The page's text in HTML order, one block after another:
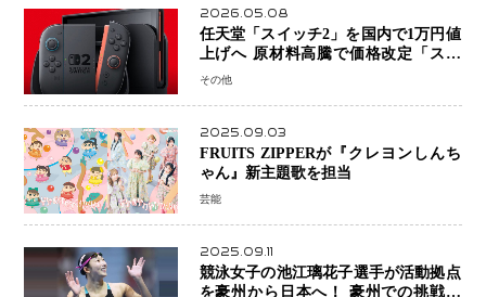
2026.05.08
任天堂「スイッチ2」を国内で1万円値
上げへ 原材料高騰で価格改定「スイ
ッチオンライン」も引き上げ
その他
2025.09.03
FRUITS ZIPPERが『クレヨンしんち
ゃん』新主題歌を担当
芸能
2025.09.11
競泳女子の池江璃花子選手が活動拠点
を豪州から日本へ！ 豪州での挑戦を